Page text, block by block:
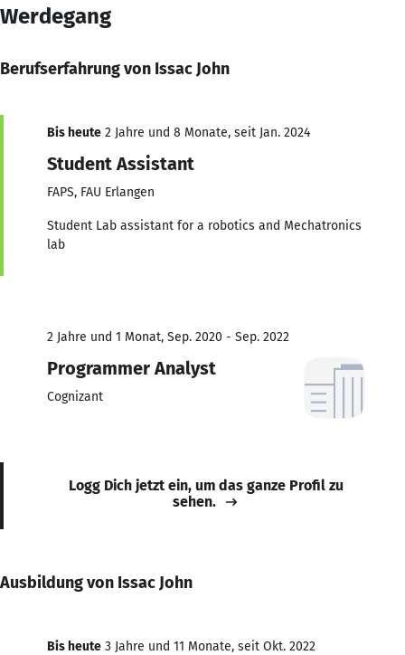
Werdegang
Berufserfahrung von Issac John
Bis heute 2 Jahre und 8 Monate, seit Jan. 2024
Student Assistant
FAPS, FAU Erlangen
Student Lab assistant for a robotics and Mechatronics
lab
2 Jahre und 1 Monat, Sep. 2020 - Sep. 2022
Programmer Analyst
Cognizant
Logg Dich jetzt ein, um das ganze Profil zu
sehen.
Ausbildung von Issac John
Bis heute 3 Jahre und 11 Monate, seit Okt. 2022